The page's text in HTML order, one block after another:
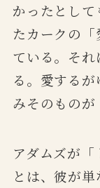
かったとし
たカークの
ている。そ
る。愛する
みそのものが
アダムズが
とは、彼が